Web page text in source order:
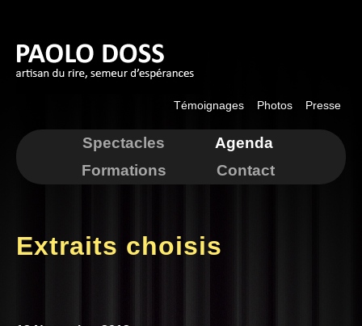
Aller au
contenu
Témoignages Photos Presse
Spectacles
Agenda
Formations
Contact
Extraits choisis